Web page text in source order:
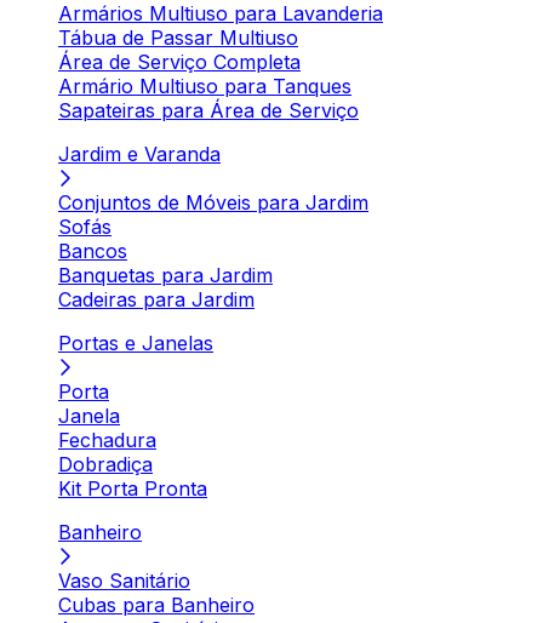
Armários Multiuso para Lavanderia
Tábua de Passar Multiuso
Área de Serviço Completa
Armário Multiuso para Tanques
Sapateiras para Área de Serviço
Jardim e Varanda
Conjuntos de Móveis para Jardim
Sofás
Bancos
Banquetas para Jardim
Cadeiras para Jardim
Portas e Janelas
Porta
Janela
Fechadura
Dobradiça
Kit Porta Pronta
Banheiro
Vaso Sanitário
Cubas para Banheiro